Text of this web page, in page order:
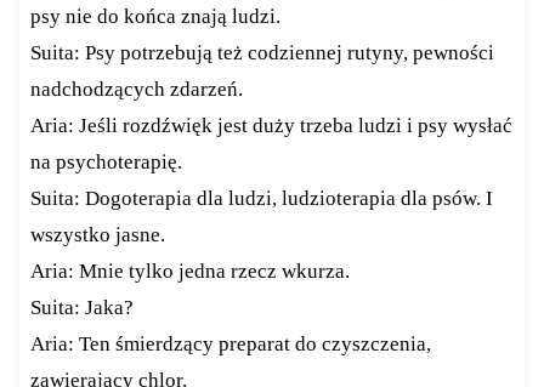
psy nie do końca znają ludzi.
Suita: Psy potrzebują też codziennej rutyny, pewności
nadchodzących zdarzeń.
Aria: Jeśli rozdźwięk jest duży trzeba ludzi i psy wysłać
na psychoterapię.
Suita: Dogoterapia dla ludzi, ludzioterapia dla psów. I
wszystko jasne.
Aria: Mnie tylko jedna rzecz wkurza.
Suita: Jaka?
Aria: Ten śmierdzący preparat do czyszczenia,
zawierający chlor.